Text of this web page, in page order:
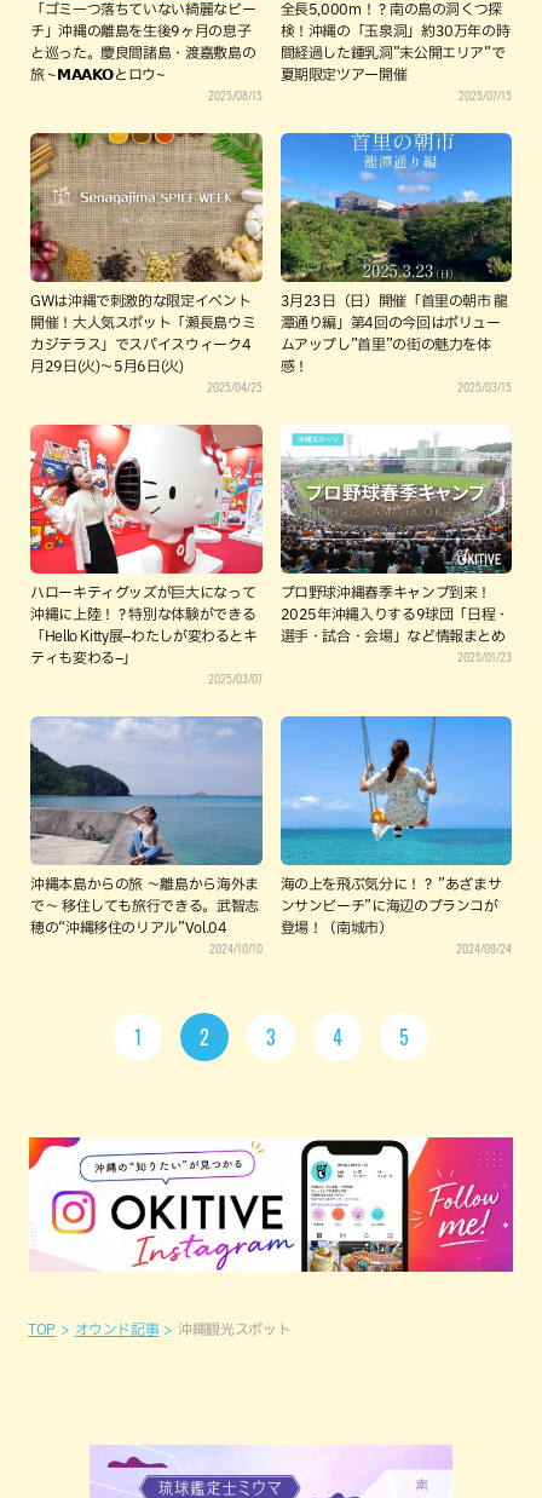
「ゴミ一つ落ちていない綺麗なビー
チ」沖縄の離島を生後9ヶ月の息子
と巡った。慶良間諸島・渡嘉敷島の
旅 ~𝗠𝗔𝗔𝗞𝗢とロウ~
2025/08/15
全長5,000m！？南の島の洞くつ探
検！沖縄の「玉泉洞」約30万年の時
間経過した鍾乳洞”未公開エリア”で
夏期限定ツアー開催
2025/07/15
GWは沖縄で刺激的な限定イベント
開催！大人気スポット「瀬長島ウミ
カジテラス」でスパイスウィーク4
月29日(火)〜5月6日(火)
2025/04/25
3月23日（日）開催「首里の朝市 龍
潭通り編」第4回の今回はボリュー
ムアップし”首里”の街の魅力を体
感！
2025/03/15
ハローキティグッズが巨大になって
沖縄に上陸！？特別な体験ができる
「Hello Kitty展–わたしが変わるとキ
ティも変わる–」
2025/03/07
プロ野球沖縄春季キャンプ到来！
2025年沖縄入りする9球団「日程・
選手・試合・会場」など情報まとめ
2025/01/23
沖縄本島からの旅 〜離島から海外ま
で〜 移住しても旅行できる。武智志
穂の“沖縄移住のリアル”Vol.04
2024/10/10
海の上を飛ぶ気分に！？ ”あざまサ
ンサンビーチ”に海辺のブランコが
登場！（南城市）
2024/09/24
1 2 3 4 5
TOP オウンド記事 沖縄観光スポット